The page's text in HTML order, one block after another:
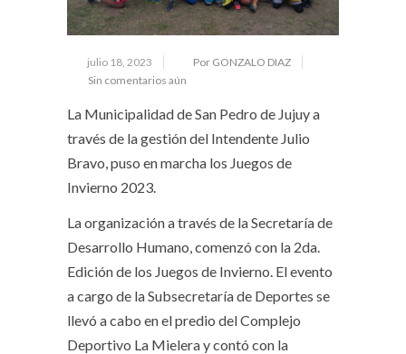
julio 18, 2023
Por GONZALO DIAZ
Sin comentarios aún
La Municipalidad de San Pedro de Jujuy a
través de la gestión del Intendente Julio
Bravo, puso en marcha los Juegos de
Invierno 2023.
La organización a través de la Secretaría de
Desarrollo Humano, comenzó con la 2da.
Edición de los Juegos de Invierno. El evento
a cargo de la Subsecretaría de Deportes se
llevó a cabo en el predio del Complejo
Deportivo La Mielera y contó con la